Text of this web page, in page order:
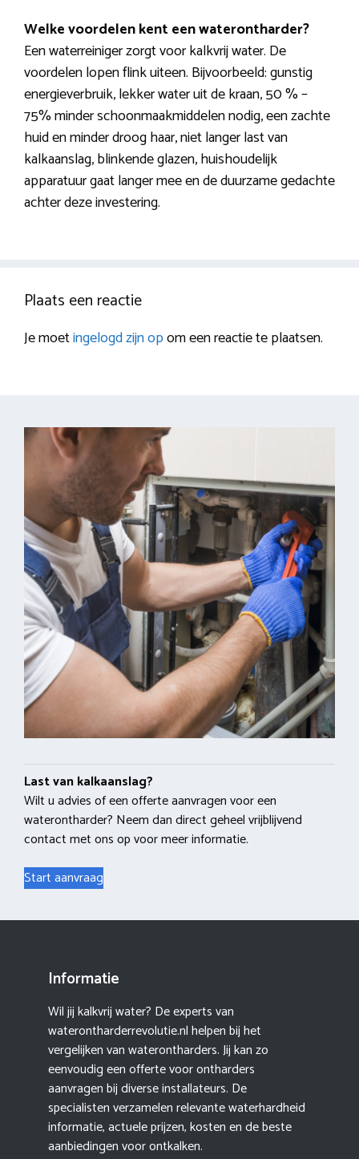
Welke voordelen kent een waterontharder?
Een waterreiniger zorgt voor kalkvrij water. De
voordelen lopen flink uiteen. Bijvoorbeeld: gunstig
energieverbruik, lekker water uit de kraan, 50 % –
75% minder schoonmaakmiddelen nodig, een zachte
huid en minder droog haar, niet langer last van
kalkaanslag, blinkende glazen, huishoudelijk
apparatuur gaat langer mee en de duurzame gedachte
achter deze investering.
Plaats een reactie
Je moetingelogd zijn opom een reactie te plaatsen.
Last van kalkaanslag?
Wilt u advies of een offerte aanvragen voor een
waterontharder? Neem dan direct geheel vrijblijvend
contact met ons op voor meer informatie.
Start aanvraag
Informatie
Wil jij kalkvrij water? De experts van
waterontharderrevolutie.nl helpen bij het
vergelijken van waterontharders. Jij kan zo
eenvoudig een offerte voor ontharders
aanvragen bij diverse installateurs. De
specialisten verzamelen relevante waterhardheid
informatie, actuele prijzen, kosten en de beste
aanbiedingen voor ontkalken.